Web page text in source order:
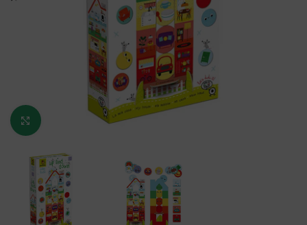
Κάντε κλικ για μεγέθυνση